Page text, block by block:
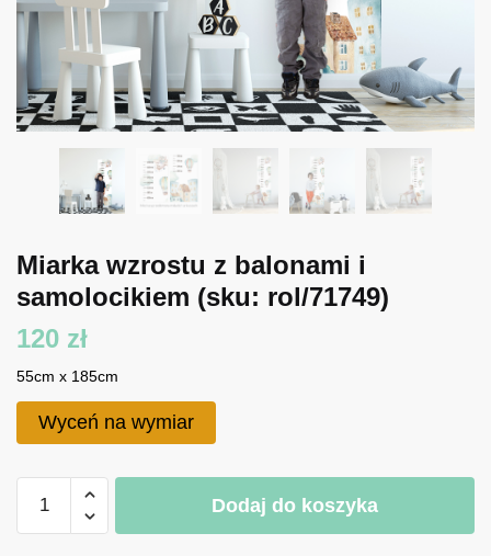
Miarka wzrostu z balonami i
samolocikiem (sku: rol/71749)
120 zł
55cm x 185cm
Wyceń na wymiar
Miarka
Dodaj do koszyka